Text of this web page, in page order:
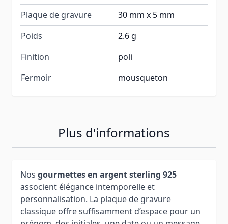
Plaque de gravure
30 mm x 5 mm
Poids
2.6 g
Finition
poli
Fermoir
mousqueton
Plus d'informations
Nos gourmettes en argent sterling 925
associent élégance intemporelle et
personnalisation. La plaque de gravure
classique offre suffisamment d’espace pour un